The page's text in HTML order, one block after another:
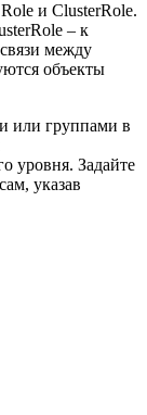
и ClusterRole.
– к
между
объекты
или группами в
уровня. Задайте
указав